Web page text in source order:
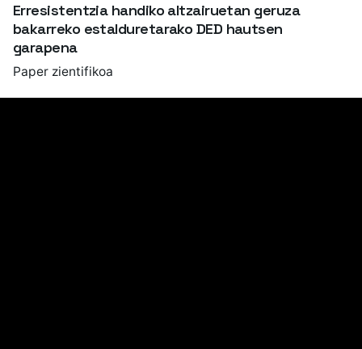
Erresistentzia handiko altzairuetan geruza
bakarreko estalduretarako DED hautsen
garapena
Paper zientifikoa